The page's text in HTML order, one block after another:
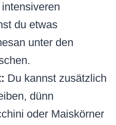
du etwas
unter den
Du kannst zusätzlich
dünn
oder Maiskörner